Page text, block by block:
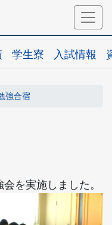
学生寮 入試情報
強合宿
を実施しました。